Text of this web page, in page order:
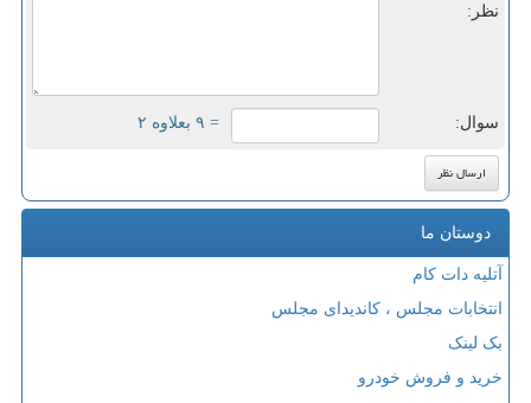
نظر:
سوال: = ۹ بعلاوه ۲
دوستان ما
آتلیه دات کام
انتخابات مجلس ، کاندیدای مجلس
بک لینک
خرید و فروش خودرو